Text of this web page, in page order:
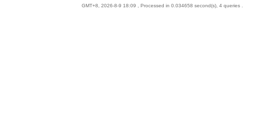
GMT+8, 2026-8-9 18:09 , Processed in 0.034658 second(s), 4 queries .